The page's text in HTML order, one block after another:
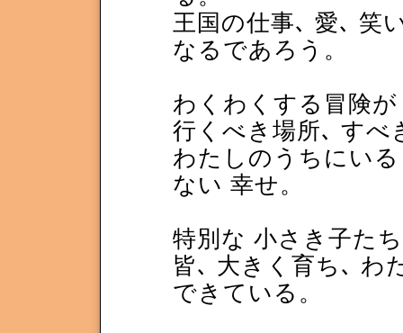
王国の仕事､ 愛､ 笑
なるであろう。
わくわくする冒険
行くべき場所､ すべ
わたしのうちにい
ない 幸せ。
特別な 小さき子た
皆､ 大きく育ち､ わ
できている。